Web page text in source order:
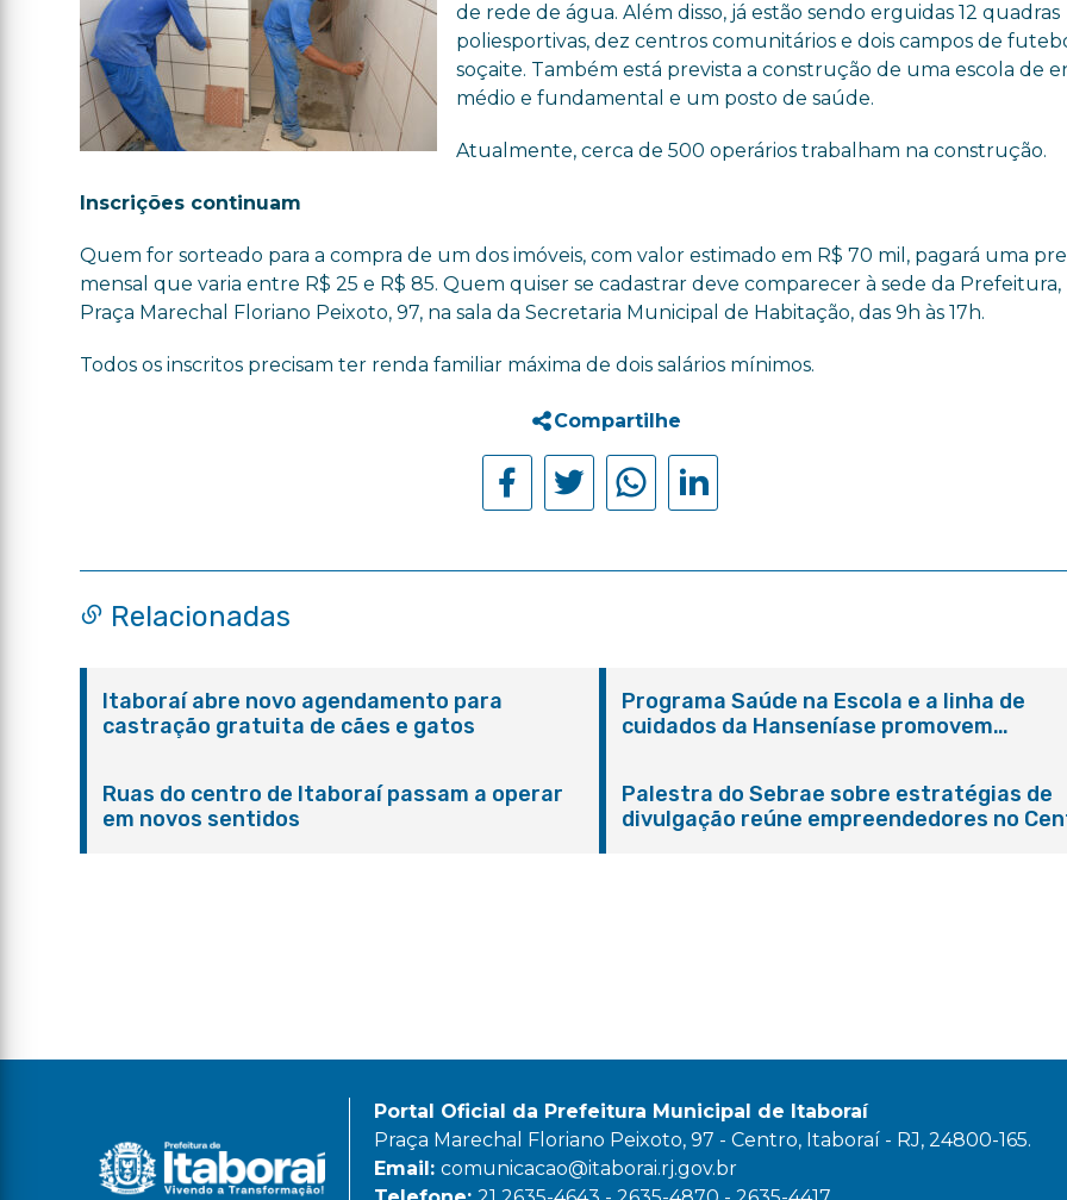
de rede de água. Além disso, já estão sendo erguidas 12 quadras
poliesportivas, dez centros comunitários e dois campos de
soçaite. Também está prevista a construção de uma escola de
médio e fundamental e um posto de saúde.
Atualmente, cerca de 500 operários trabalham na construção.
Inscrições continuam
Quem for sorteado para a compra de um dos imóveis, com valor estimado em R$ 70 mil, pagará uma
mensal que varia entre R$ 25 e R$ 85. Quem quiser se cadastrar deve comparecer à sede da Prefeitura,
Praça Marechal Floriano Peixoto, 97, na sala da Secretaria Municipal de Habitação, das 9h às 17h.
Todos os inscritos precisam ter renda familiar máxima de dois salários mínimos.
Compartilhe
Relacionadas
Itaboraí abre novo agendamento para
castração gratuita de cães e gatos
Programa Saúde na Escola e a linha de
cuidados da Hanseníase promovem
Ruas do centro de Itaboraí passam a operar
em novos sentidos
Palestra do Sebrae sobre estratégias de
divulgação reúne empreendedores no
Portal Oficial da Prefeitura Municipal de Itaboraí
Praça Marechal Floriano Peixoto, 97 - Centro, Itaboraí - RJ, 24800-165.
Email:comunicacao@itaborai.rj.gov.br